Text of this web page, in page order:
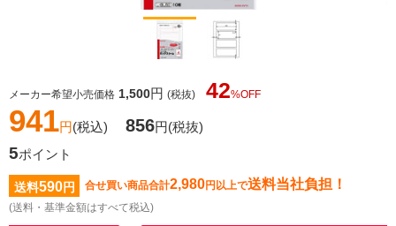
メーカー希望小売価格 1,500円 (税抜) 42%OFF
941円(税込) 856円(税抜)
5ポイント
送料590円 合せ買い商品合計2,980円以上で送料当社負担！
(送料・基準金額はすべて税込)